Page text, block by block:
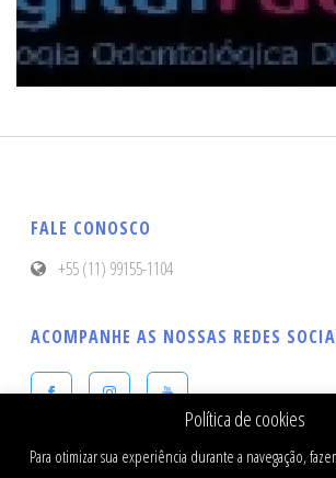
FALE CONOSCO
+55 (11) 99155-1104
ACOMPANHE AS NOSSAS REDES
Política de cookies
Para otimizar sua experiência durante a navegação,